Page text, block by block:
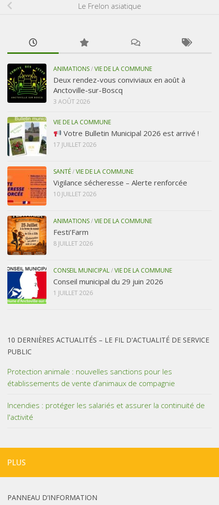
Le Frelon asiatique
ANIMATIONS/VIE DE LA COMMUNE
Deux rendez-vous conviviaux en août à
Anctoville-sur-Boscq
3 AOÛT 2026
VIE DE LA COMMUNE
Votre Bulletin Municipal 2026 est arrivé !
17 JUILLET 2026
SANTÉ/VIE DE LA COMMUNE
Vigilance sécheresse – Alerte renforcée
10 JUILLET 2026
ANIMATIONS/VIE DE LA COMMUNE
Festi’Farm
8 JUILLET 2026
CONSEIL MUNICIPAL/VIE DE LA COMMUNE
Conseil municipal du 29 juin 2026
1 JUILLET 2026
10 DERNIÈRES ACTUALITÉS – LE FIL D'ACTUALITÉ DE SERVICE
PUBLIC
Protection animale : nouvelles sanctions pour les
établissements de vente d’animaux de compagnie
Incendies : protéger les salariés et assurer la continuité de
l'activité
PLUS
PANNEAU D’INFORMATION